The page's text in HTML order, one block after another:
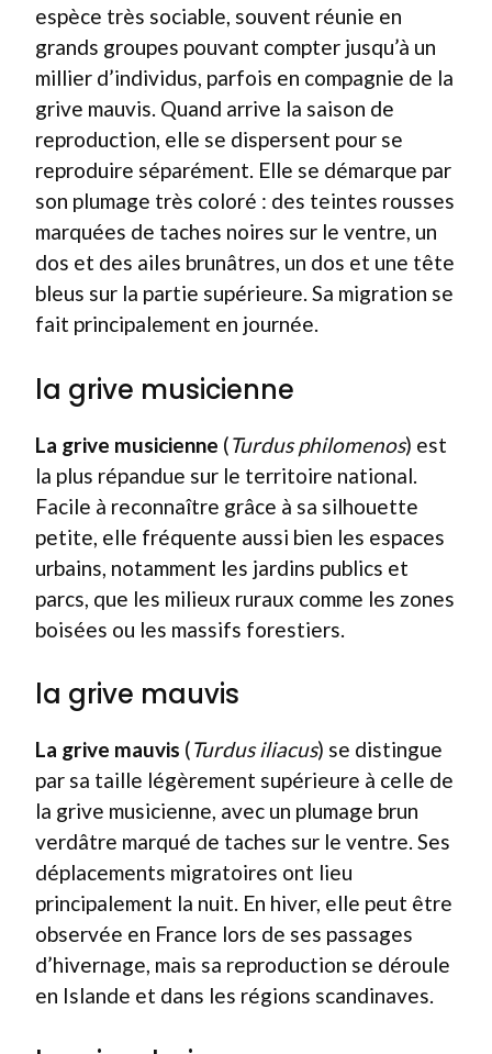
espèce très sociable, souvent réunie en
grands groupes pouvant compter jusqu’à un
millier d’individus, parfois en compagnie de la
grive mauvis. Quand arrive la saison de
reproduction, elle se dispersent pour se
reproduire séparément. Elle se démarque par
son plumage très coloré : des teintes rousses
marquées de taches noires sur le ventre, un
dos et des ailes brunâtres, un dos et une tête
bleus sur la partie supérieure. Sa migration se
fait principalement en journée.
la grive musicienne
La grive musicienne (Turdus philomenos) est
la plus répandue sur le territoire national.
Facile à reconnaître grâce à sa silhouette
petite, elle fréquente aussi bien les espaces
urbains, notamment les jardins publics et
parcs, que les milieux ruraux comme les zones
boisées ou les massifs forestiers.
la grive mauvis
La grive mauvis (Turdus iliacus) se distingue
par sa taille légèrement supérieure à celle de
la grive musicienne, avec un plumage brun
verdâtre marqué de taches sur le ventre. Ses
déplacements migratoires ont lieu
principalement la nuit. En hiver, elle peut être
observée en France lors de ses passages
d’hivernage, mais sa reproduction se déroule
en Islande et dans les régions scandinaves.